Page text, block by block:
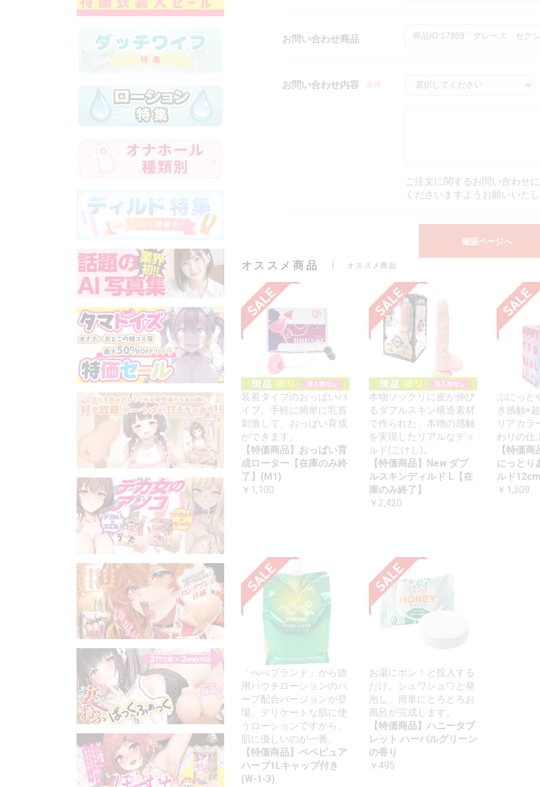
お問い合わせ商品
お問い合わせ内容 必須
ご注文に関するお問い合わせ
くださいますようお願いいた
確認ページへ
オススメ商品 オススメ商品
装着タイプのおっぱいバ
イブ。手軽に簡単に乳首
刺激して、おっぱい育成
ができます。
【特価商品】おっぱい育
成ローター【在庫のみ終
了】(M1)
￥1,100
本物ソックリに皮が伸び
るダブルスキン構造素材
で作られた、本物の感触
を実現したリアルなディ
ルド(こけし)。
【特価商品】New ダブ
ルスキンディルド L【在
庫のみ終了】
￥2,420
ぷにっと
き感触×
リアカラ
わりの仕
【特価
にっとり
ルド
￥1,309
「ぺぺブランド」から徳
用パウチローションのハ
ーブ配合バージョンが登
場。デリケートな肌に使
うローションですから、
肌に優しいのが一番。
【特価商品】ペペピュア
ハーブ1Lキャップ付き
(W-1-3)
お湯にポン！と投入する
だけ。シュワシュワと発
泡し、簡単にとろとろお
風呂が完成します。
【特価商品】ハニータブ
レット ハーバルグリーン
の香り
￥495